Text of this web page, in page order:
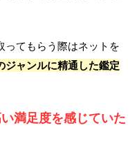
ってもらう際はネットを
ジャンルに精通した鑑定
満足度を感じていた